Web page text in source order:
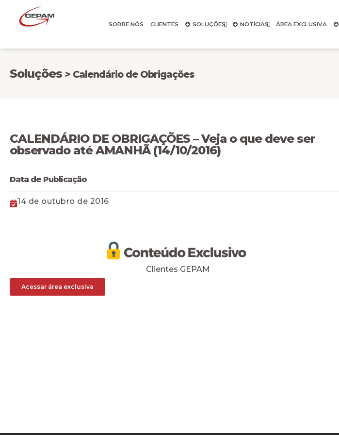
SOBRE NÓS CLIENTES SOLUÇÕES NOTÍCIAS ÁREA EXCLUSIVA
Soluções > Calendário de Obrigações
CALENDÁRIO DE OBRIGAÇÕES – Veja o que deve ser
observado até AMANHÃ (14/10/2016)
Data de Publicação
14 de outubro de 2016
Clientes GEPAM
Acessar área exclusiva